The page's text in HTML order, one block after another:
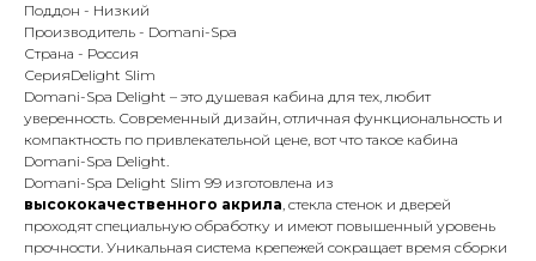
Поддон - Низкий
Производитель - Domani-Spa
Страна - Россия
СерияDelight Slim
Domani-Spa Delight – это душевая кабина для тех, любит
уверенность. Современный дизайн, отличная функциональность и
компактность по привлекательной цене, вот что такое кабина
Domani-Spa Delight.
Domani-Spa Delight Slim 99 изготовлена из
высококачественного акрила, стекла стенок и дверей
проходят специальную обработку и имеют повышенный уровень
прочности. Уникальная система крепежей сокращает время сборки